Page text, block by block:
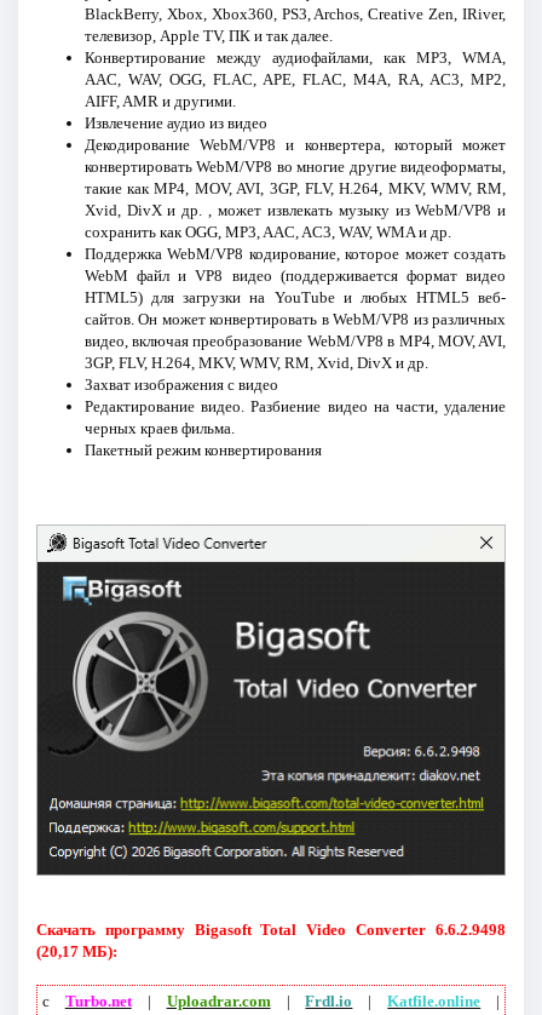
BlackBerry, Xbox, Xbox360, PS3, Archos, Creative Zen, IRiver,
телевизор, Apple TV, ПК и так далее.
Конвертирование между аудиофайлами, как MP3, WMA,
AAC, WAV, OGG, FLAC, APE, FLAC, M4A, RA, AC3, MP2,
AIFF, AMR и другими.
Извлечение аудио из видео
Декодирование WebM/VP8 и конвертера, который может
конвертировать WebM/VP8 во многие другие видеоформаты,
такие как MP4, MOV, AVI, 3GP, FLV, H.264, MKV, WMV, RM,
Xvid, DivX и др. , может извлекать музыку из WebM/VP8 и
сохранить как OGG, MP3, AAC, AC3, WAV, WMA и др.
Поддержка WebM/VP8 кодирование, которое может создать
WebM файл и VP8 видео (поддерживается формат видео
HTML5) для загрузки на YouTube и любых HTML5 веб-
сайтов. Он может конвертировать в WebM/VP8 из различных
видео, включая преобразование WebM/VP8 в MP4, MOV, AVI,
3GP, FLV, H.264, MKV, WMV, RM, Xvid, DivX и др.
Захват изображения с видео
Редактирование видео. Разбиение видео на части, удаление
черных краев фильма.
Пакетный режим конвертирования
Скачать программу Bigasoft Total Video Converter 6.6.2.9498
(20,17 МБ):
с Turbo.net| Uploadrar.com|Frdl.io |Katfile.online |